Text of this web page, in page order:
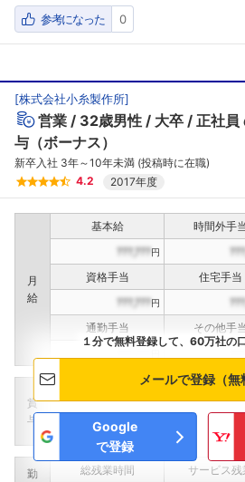
参考になった 0
[株式会社小糸製作所]
営業 32歳男性 大卒 正社員
与（ボーナス）
新卒入社 3年～10年未満 (投稿時に在職)
4.2
2017年度
月
給
基本給 時間外手
???,???円
資格手当 住宅手当
???,???円
通勤手当
その他手
賞
与
インセンティ
???,???
勤
総残業時間 サービス残
１分で無料登録して、60万社の
メールで登録（無
Google
で登録